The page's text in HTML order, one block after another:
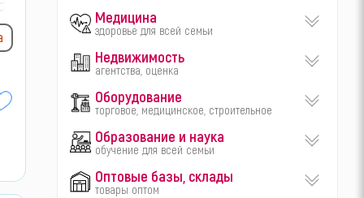
Медицина
здоровье для всей семьи
Недвижимость
агентства, оценка
Оборудование
торговое, медицинское, строительное
Образование и наука
обучение для всей семьи
Оптовые базы, склады
товары оптом